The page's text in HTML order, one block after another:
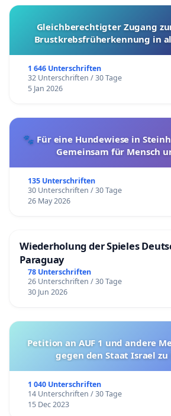
Gleichberechtigter Zugang
Brustkrebsfrüherkennung in
1 646 Unterschriften
32 Unterschriften / 30 Tage
5 Jan 2026
🐾 Für eine Hundewiese in
Gemeinsam für Mensch
135 Unterschriften
30 Unterschriften / 30 Tage
26 May 2026
Wiederholung der Spieles
Paraguay
78 Unterschriften
26 Unterschriften / 30 Tage
30 Jun 2026
Petition an AUF 1 und andere
gegen den Staat Israel zu
1 040 Unterschriften
14 Unterschriften / 30 Tage
15 Dec 2023